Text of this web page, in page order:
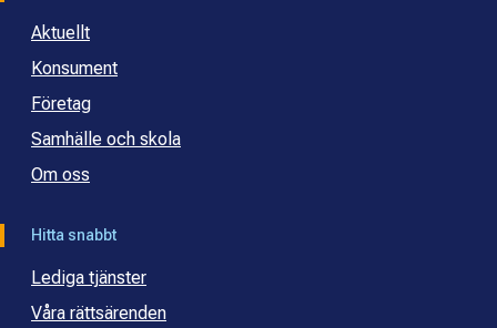
Aktuellt
Konsument
Företag
Samhälle och skola
Om oss
Hitta snabbt
Lediga tjänster
Våra rättsärenden